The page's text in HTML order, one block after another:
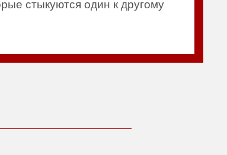
стыкуются один к другому